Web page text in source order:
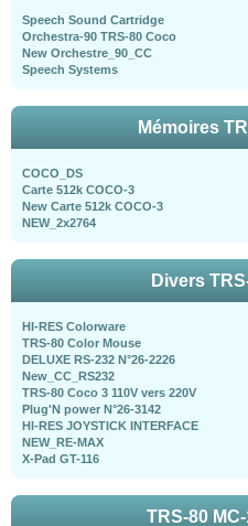
Speech Sound Cartridge
Orchestra-90 TRS-80 Coco
New Orchestre_90_CC
Speech Systems
Mémoires
COCO_DS
Carte 512k COCO-3
New Carte 512k COCO-3
NEW_2x2764
Divers
HI-RES Colorware
TRS-80 Color Mouse
DELUXE RS-232 N°26-2226
New_CC_RS232
TRS-80 Coco 3 110V vers 220V
Plug'N power N°26-3142
HI-RES JOYSTICK INTERFACE
NEW_RE-MAX
X-Pad GT-116
TRS-80